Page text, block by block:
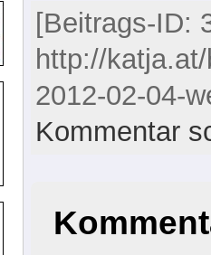
[Beitrags-ID:
http://
2012-02-04-
Kommentar